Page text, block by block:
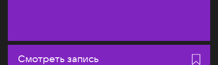
Смотреть запись